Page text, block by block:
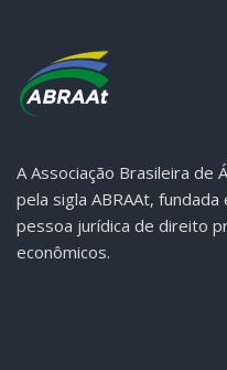
A Associação Brasileira de
pela sigla ABRAAt,
pessoa jurídica de direito
econômicos.